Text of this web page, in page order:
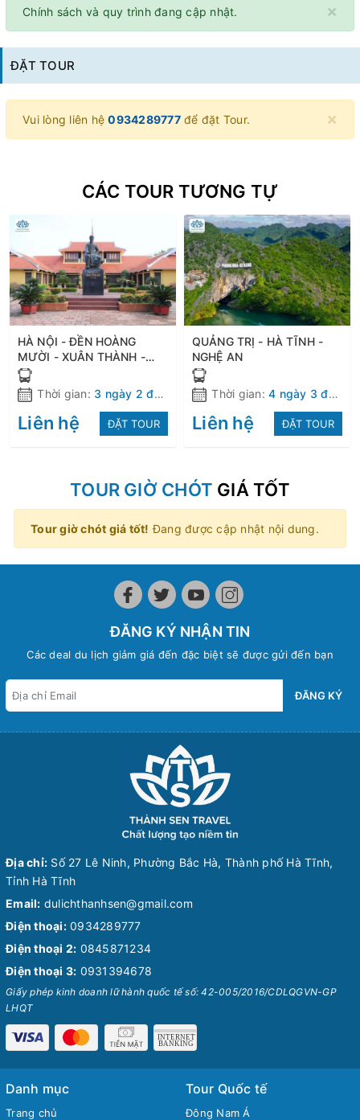
×
Chính sách và quy trình đang cập nhật.
ĐẶT TOUR
×
Vui lòng liên hệ0934289777để đặt Tour.
CÁC TOUR TƯƠNG TỰ
HÀ NỘI - ĐỀN HOÀNG
MƯỜI - XUÂN THÀNH -
CHÙA HƯƠNG TÍCH - NGÃ
BA ĐỒNG LỘC - KLN
NGUYỄN DU
Thời gian: 3 ngày 2 đêm
Liên hệ ĐẶT TOUR
QUẢNG TRỊ - HÀ TĨNH -
NGHỆ AN
Thời gian: 4 ngày 3 đêm
Liên hệ ĐẶT TOUR
TOUR GIỜ CHÓT GIÁ TỐT
Tour giờ chót giá tốt! Đang được cập nhật nội dung.
ĐĂNG KÝ NHẬN TIN
Các deal du lịch giảm giá đến đặc biệt sẽ được gửi đến bạn
ĐĂNG KÝ
Địa chỉ: Số 27 Lê Ninh, Phường Bắc Hà, Thành phố Hà Tĩnh,
Tỉnh Hà Tĩnh
Email: dulichthanhsen@gmail.com
Điện thoại: 0934289777
Điện thoại 2: 0845871234
Điện thoại 3: 0931394678
Giấy phép kinh doanh lữ hành quốc tế số: 42-005/2016/CDLQGVN-GP
LHQT
Danh mục
Trang chủ
Tour Quốc tế
Đông Nam Á